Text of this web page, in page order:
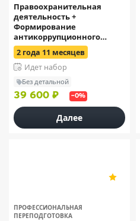
Правоохранительная
деятельность +
Формирование
антикоррупционного
стандарта поведения
государственных
(муниципальных)
служащих
2 года 11 месяцев
Идет набор
Без детальной
39 600 ₽ –0%
Далее
ПРОФЕССИОНАЛЬНАЯ
ПЕРЕПОДГОТОВКА